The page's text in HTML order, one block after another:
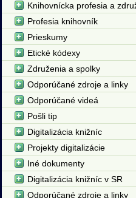
Knihovnícka profesia a
Profesia knihovník
Prieskumy
Etické kódexy
Združenia a spolky
Odporúčané zdroje a linky
Odporúčané videá
Pošli tip
Digitalizácia knižníc
Projekty digitalizácie
Iné dokumenty
Digitalizácia knižníc v SR
Odporúčané zdroje a linky